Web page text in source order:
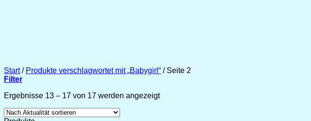
Start / Produkte verschlagwortet mit „Babygirl“ /Seite 2
Filter
Ergebnisse 13 – 17 von 17 werden angezeigtNach